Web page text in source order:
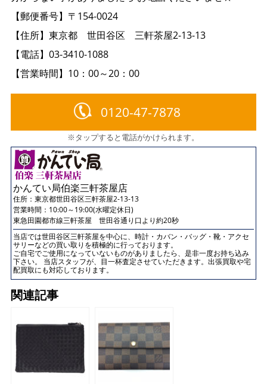
【郵便番号】〒154-0024
【住所】東京都 世田谷区 三軒茶屋2-13-13
【電話】03-3410-1088
【営業時間】10：00～20：00
0120-47-7878
※タップすると電話がかけられます。
かんてい局伯楽三軒茶屋店
住所： 東京都世田谷区三軒茶屋2-13-13
営業時間：10:00～19:00(水曜定休日)
東急田園都市線三軒茶屋 世田谷通り口より約20秒
当店では世田谷区三軒茶屋を中心に、時計・カバン・バッグ・靴・アクセ
サリーなどの買い取りを積極的に行っております。
ご自宅でご使用になっていないものがありましたら、是非一度お持ち込み
下さい。 当店スタッフが、目一杯査定させていただきます。出張買取や宅
配買取にも対応しております。
関連記事